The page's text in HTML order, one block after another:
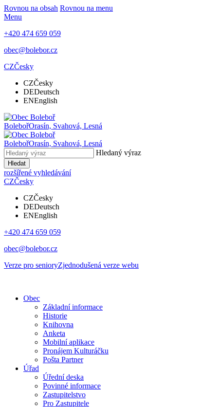
Rovnou na obsah Rovnou na menu
Menu
+420 474 659 059
obec@bolebor.cz
CZČesky
CZČesky
DEDeutsch
ENEnglish
BolebořOrasín, Svahová, Lesná
BolebořOrasín, Svahová, Lesná
Hledaný výraz
Hledat
rozšířené vyhledávání
CZČesky
CZČesky
DEDeutsch
ENEnglish
+420 474 659 059
obec@bolebor.cz
Verze pro senioryZjednodušená verze webu
Obec
Základní informace
Historie
Knihovna
Anketa
Mobilní aplikace
Pronájem Kulturáčku
Pošta Partner
Úřad
Úřední deska
Povinné informace
Zastupitelstvo
Pro Zastupitele